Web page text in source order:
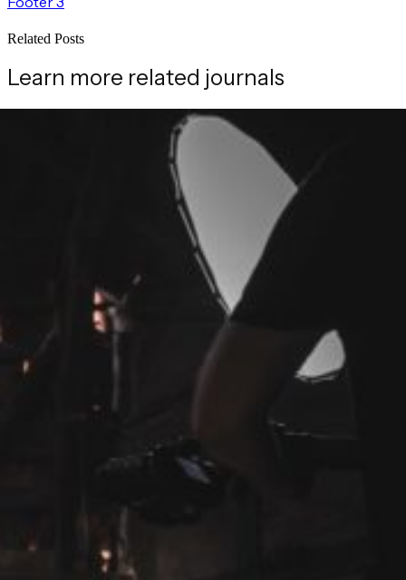
Related Posts
Learn more related journals